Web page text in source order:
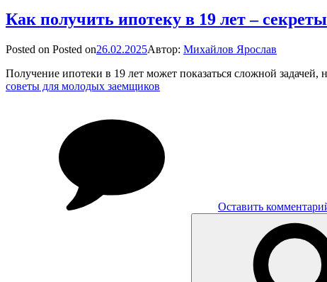
Как получить ипотеку в 19 лет –
Posted on Posted on26.02.2025Автор: Михайлов Ярослав
Получение ипотеки в 19 лет может показаться сложной
советы для молодых заемщиков
Оставить